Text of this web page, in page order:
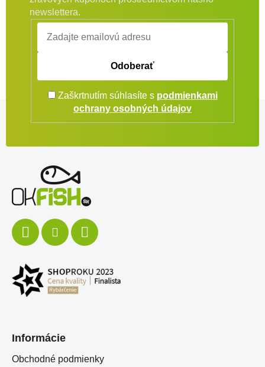
newslettera.
Odoberať
Zaškrtnutím súhlasíte s podmienkami
ochrany osobných údajov
Informácie
Obchodné podmienky